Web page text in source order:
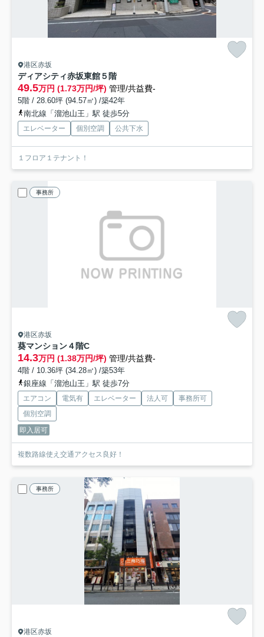
港区赤坂
ディアシティ赤坂東館５階
49.5万円 (1.73万円/坪) 管理/共益費-
5階 / 28.60坪 (94.57㎡) /築42年
南北線「溜池山王」駅 徒歩5分
エレベーター 個別空調 公共下水
１フロア１テナント！
事務所
港区赤坂
葵マンション４階C
14.3万円 (1.38万円/坪) 管理/共益費-
4階 / 10.36坪 (34.28㎡) /築53年
銀座線「溜池山王」駅 徒歩7分
エアコン 電気有 エレベーター 法人可
事務所可
個別空調
即入居可
複数路線使え交通アクセス良好！
事務所
港区赤坂